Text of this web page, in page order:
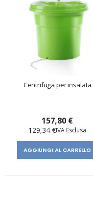
Centrifuga per insalata
157,80 €
129,34 €
AGGIUNGI AL CARRELLO